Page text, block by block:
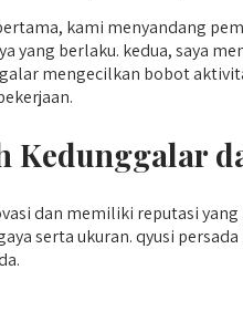
kami menyandang
yang berlaku. kedua, saya
mengecilkan bobot
Kedunggalar
dan memiliki reputasi
serta ukuran. qyusi